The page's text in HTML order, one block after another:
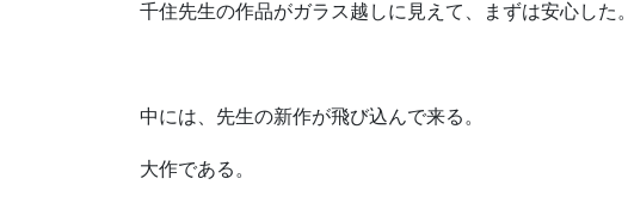
千住先生の作品がガラス越しに見えて、まずは安心した。
中には、先生の新作が飛び込んで来る。
大作である。